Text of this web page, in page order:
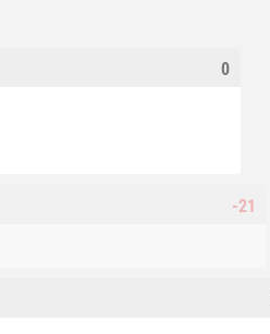
0
-21